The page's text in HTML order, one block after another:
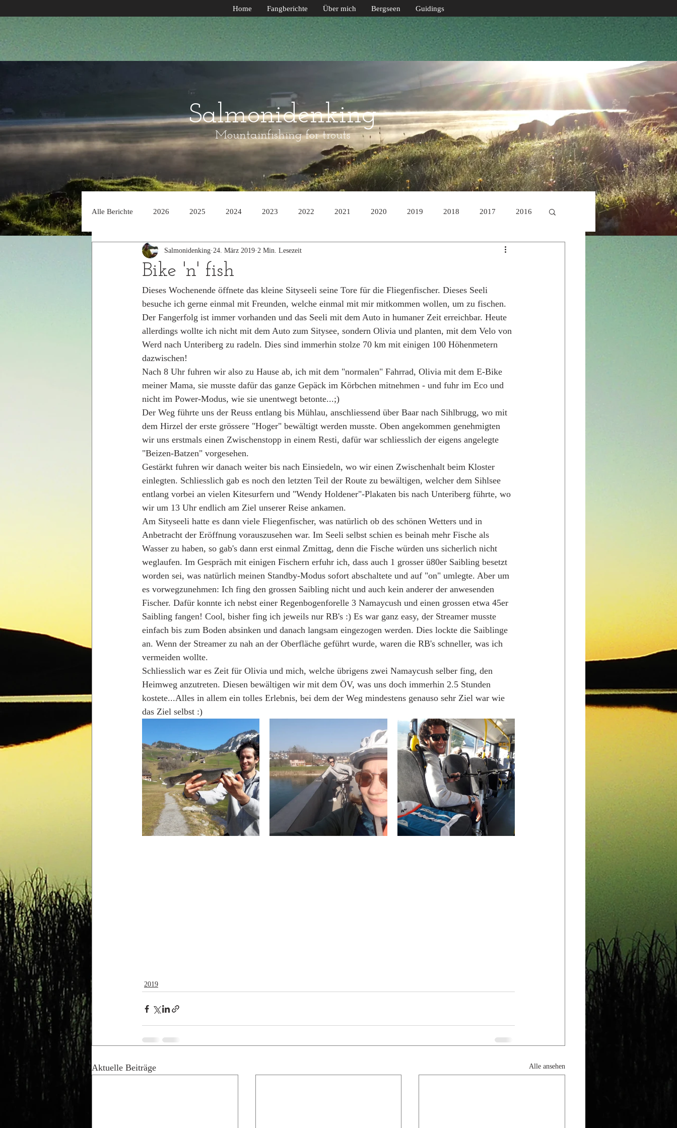
Home Fangberichte Über mich Bergseen Guidings
Salmonidenking
Mountainfishing for trouts
Alle Berichte 2026 2025 2024 2023 2022 2021 2020 2019 2018 2017 2016
2014
Bike 'n' fish
Salmonidenking 24. März 2019 2 Min. Lesezeit
Dieses Wochenende öffnete das kleine Sityseeli seine Tore für die Fliegenfischer. Dieses Seeli
besuche ich gerne einmal mit Freunden, welche einmal mit mir mitkommen wollen, um zu fischen.
Der Fangerfolg ist immer vorhanden und das Seeli mit dem Auto in humaner Zeit erreichbar. Heute
allerdings wollte ich nicht mit dem Auto zum Sitysee, sondern Olivia und planten, mit dem Velo von
Werd nach Unteriberg zu radeln. Dies sind immerhin stolze 70 km mit einigen 100 Höhenmetern
dazwischen!
Nach 8 Uhr fuhren wir also zu Hause ab, ich mit dem "normalen" Fahrrad, Olivia mit dem E-Bike
meiner Mama, sie musste dafür das ganze Gepäck im Körbchen mitnehmen - und fuhr im Eco und
nicht im Power-Modus, wie sie unentwegt betonte...;)
Der Weg führte uns der Reuss entlang bis Mühlau, anschliessend über Baar nach Sihlbrugg, wo mit
dem Hirzel der erste grössere "Hoger" bewältigt werden musste. Oben angekommen genehmigten
wir uns erstmals einen Zwischenstopp in einem Resti, dafür war schliesslich der eigens angelegte
"Beizen-Batzen" vorgesehen.
Gestärkt fuhren wir danach weiter bis nach Einsiedeln, wo wir einen Zwischenhalt beim Kloster
einlegten. Schliesslich gab es noch den letzten Teil der Route zu bewältigen, welcher dem Sihlsee
entlang vorbei an vielen Kitesurfern und "Wendy Holdener"-Plakaten bis nach Unteriberg führte, wo
wir um 13 Uhr endlich am Ziel unserer Reise ankamen.
Am Sityseeli hatte es dann viele Fliegenfischer, was natürlich ob des schönen Wetters und in
Anbetracht der Eröffnung vorauszusehen war. Im Seeli selbst schien es beinah mehr Fische als
Wasser zu haben, so gab's dann erst einmal Zmittag, denn die Fische würden uns sicherlich nicht
weglaufen. Im Gespräch mit einigen Fischern erfuhr ich, dass auch 1 grosser ü80er Saibling besetzt
worden sei, was natürlich meinen Standby-Modus sofort abschaltete und auf "on" umlegte. Aber um
es vorwegzunehmen: Ich fing den grossen Saibling nicht und auch kein anderer der anwesenden
Fischer. Dafür konnte ich nebst einer Regenbogenforelle 3 Namaycush und einen grossen etwa 45er
Saibling fangen! Cool, bisher fing ich jeweils nur RB's :) Es war ganz easy, der Streamer musste
einfach bis zum Boden absinken und danach langsam eingezogen werden. Dies lockte die Saiblinge
an. Wenn der Streamer zu nah an der Oberfläche geführt wurde, waren die RB's schneller, was ich
vermeiden wollte.
Schliesslich war es Zeit für Olivia und mich, welche übrigens zwei Namaycush selber fing, den
Heimweg anzutreten. Diesen bewältigen wir mit dem ÖV, was uns doch immerhin 2.5 Stunden
kostete...Alles in allem ein tolles Erlebnis, bei dem der Weg mindestens genauso sehr Ziel war wie
das Ziel selbst :)
2019
Aktuelle Beiträge Alle ansehen